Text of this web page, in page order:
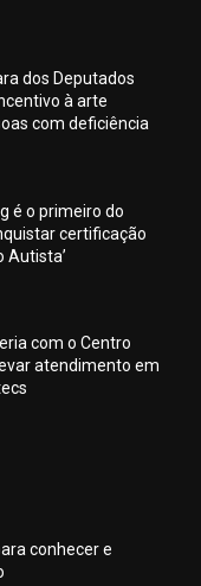
dos Deputados
à arte
com deficiência
é o primeiro do
certificação
Autista’
com o Centro
atendimento em
conhecer e